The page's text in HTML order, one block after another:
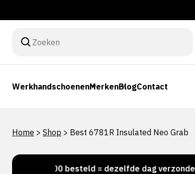
WerkhandschoenenMerkenBlogContact
Home > Shop > Best 6781R Insulated Neo Grab
15:00 besteld = dezelfde dag verzonden